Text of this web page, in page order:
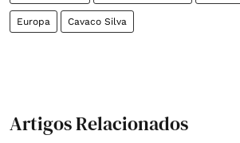
Europa Cavaco Silva
Artigos Relacionados